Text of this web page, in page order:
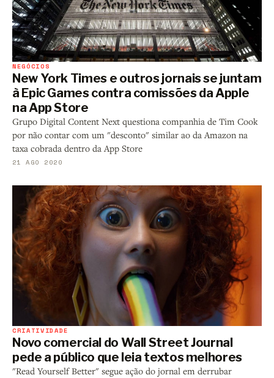
NEGÓCIOS
New York Times e outros jornais se juntam
à Epic Games contra comissões da Apple
na App Store
Grupo Digital Content Next questiona companhia de Tim Cook
por não contar com um "desconto" similar ao da Amazon na
taxa cobrada dentro da App Store
21 AGO 2020
CRIATIVIDADE
Novo comercial do Wall Street Journal
pede a público que leia textos melhores
"Read Yourself Better" segue ação do jornal em derrubar